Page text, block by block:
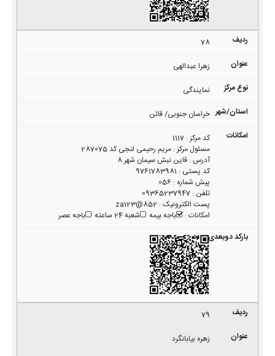
78
زهرا عبدالهی
نمایندگی
خراسان جنوبی/ قائن
کد مرکز:
1117
مسئول مرکز:مریم رحیمی لنجی کد 287075
آدرس:قاین نبش سیمان شهر 8
کد پستی :
9761783981
پیش شماره :
056
تلفن :
09365237947
پست الکترونیک:
852@za123
امکانات: باجه بیمه شعبه 24 ساعته باجه عصر
79
زهره بیابانگرد